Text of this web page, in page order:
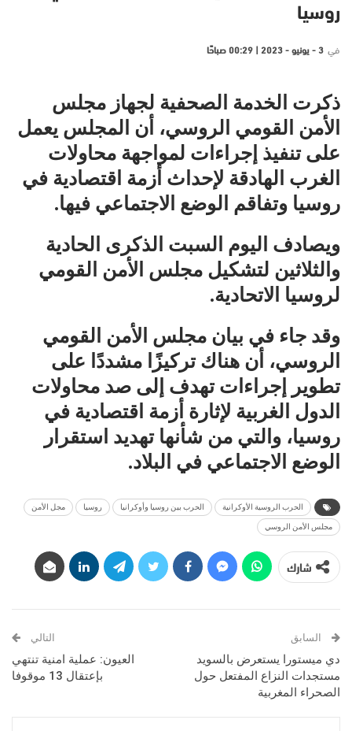
روسيا
في 3 - يونيو - 2023 | 00:29 صباحًا
ذكرت الخدمة الصحفية لجهاز مجلس
الأمن القومي الروسي، أن المجلس يعمل
على تنفيذ إجراءات لمواجهة محاولات
الغرب الهادقة لإحداث أزمة اقتصادية في
روسيا وتفاقم الوضع الاجتماعي فيها.
ويصادف اليوم السبت الذكرى الحادية
والثلاثين لتشكيل مجلس الأمن القومي
لروسيا الاتحادية.
وقد جاء في بيان مجلس الأمن القومي
الروسي، أن هناك تركيزًا مشددًا على
تطوير إجراءات تهدف إلى صد محاولات
الدول الغربية لإثارة أزمة اقتصادية في
روسيا، والتي من شأنها تهديد استقرار
الوضع الاجتماعي في البلاد.
الحرب الروسية الأوكرانية الحرب بين روسيا وأوكرانيا روسيا مجل الأمن
مجلس الأمن الروسي
شارك
السابق
دي ميستورا يستعرض بالسويد
مستجدات النزاع المفتعل حول
الصحراء المغربية
التالي
العيون: عملية امنية تنتهي
بإعتقال 13 موقوفا